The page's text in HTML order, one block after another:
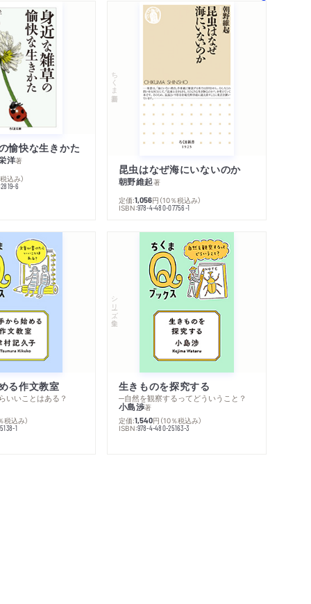
愉快な生きかた
洋著
込み）
6
ちくま新書
昆虫はなぜ海にいないのか
朝野維起著
定価:1,056円 （10％税込み）
ISBN:978-4-480-07756-1
る作文教室
いいことはある？
税込み）
1
シリーズ・全集
生きものを探究する
─自然を観察するってどういうこと？
小島渉著
定価:1,540円 （10％税込み）
ISBN:978-4-480-25163-3